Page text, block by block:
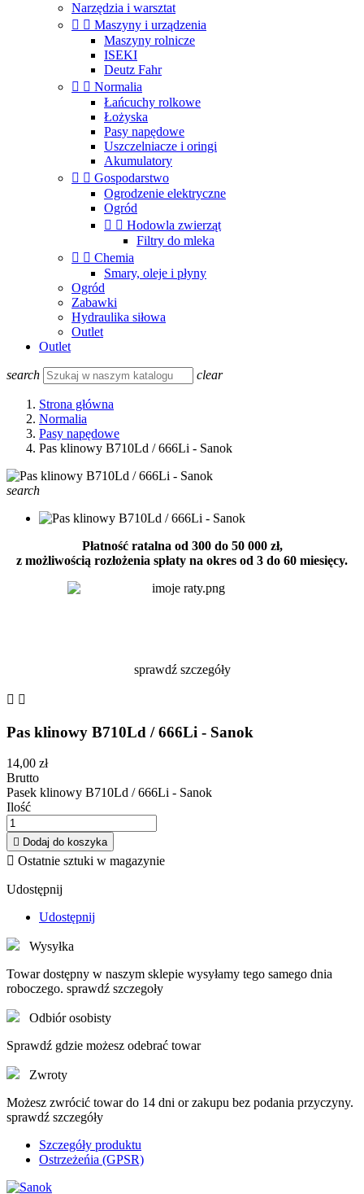
Narzędzia i warsztat
  Maszyny i urządzenia
Maszyny rolnicze
ISEKI
Deutz Fahr
  Normalia
Łańcuchy rolkowe
Łożyska
Pasy napędowe
Uszczelniacze i oringi
Akumulatory
  Gospodarstwo
Ogrodzenie elektryczne
Ogród
  Hodowla zwierząt
Filtry do mleka
  Chemia
Smary, oleje i płyny
Ogród
Zabawki
Hydraulika siłowa
Outlet
Outlet
search clear
Strona główna
Normalia
Pasy napędowe
Pas klinowy B710Ld / 666Li - Sanok
search
Płatność ratalna od 300 do 50 000 zł,
z możliwością rozłożenia spłaty na okres od 3 do 60 miesięcy.
sprawdź szczegóły
 
Pas klinowy B710Ld / 666Li - Sanok
14,00 zł
Brutto
Pasek klinowy B710Ld / 666Li - Sanok
Ilość
 Dodaj do koszyka
 Ostatnie sztuki w magazynie
Udostępnij
Udostępnij
Wysyłka
Towar dostępny w naszym sklepie wysyłamy tego samego dnia
roboczego. sprawdź szczegoły
Odbiór osobisty
Sprawdź gdzie możesz odebrać towar
Zwroty
Możesz zwrócić towar do 14 dni or zakupu bez podania przyczyny.
sprawdź szczegóły
Szczegóły produktu
Ostrzeżeńia (GPSR)